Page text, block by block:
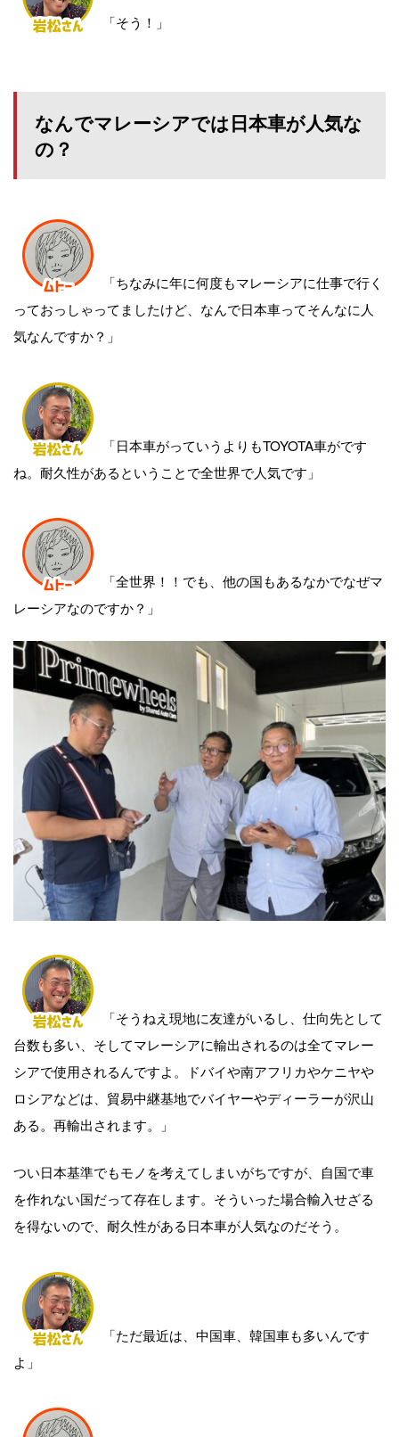
「そう！」
なんでマレーシアでは日本車が人気な
の？
「ちなみに年に何度もマレーシアに仕事で行く
っておっしゃってましたけど、なんで日本車ってそんなに人
気なんですか？」
「日本車がっていうよりもTOYOTA車がです
ね。耐久性があるということで全世界で人気です」
「全世界！！でも、他の国もあるなかでなぜマ
レーシアなのですか？」
「そうねえ現地に友達がいるし、仕向先として
台数も多い、そしてマレーシアに輸出されるのは全てマレー
シアで使用されるんですよ。ドバイや南アフリカやケニヤや
ロシアなどは、貿易中継基地でバイヤーやディーラーが沢山
ある。再輸出されます。」
つい日本基準でもモノを考えてしまいがちですが、自国で車
を作れない国だって存在します。そういった場合輸入せざる
を得ないので、耐久性がある日本車が人気なのだそう。
「ただ最近は、中国車、韓国車も多いんです
よ」